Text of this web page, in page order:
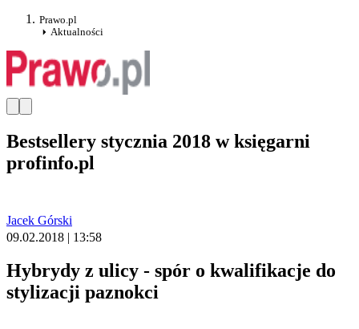
Prawo.pl
Aktualności
Bestsellery stycznia 2018 w księgarni
profinfo.pl
Jacek Górski
09.02.2018 | 13:58
Hybrydy z ulicy - spór o kwalifikacje do
stylizacji paznokci